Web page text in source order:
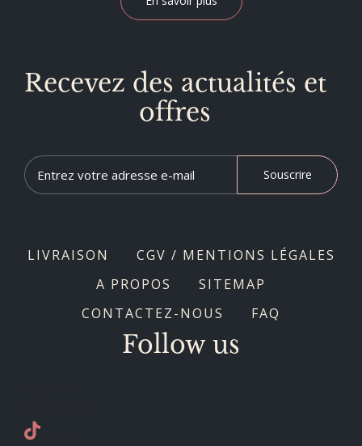
Recevez des actualités et
offres
Souscrire
LIVRAISON
CGV / MENTIONS LÉGALES
A PROPOS
SITEMAP
CONTACTEZ-NOUS
FAQ
Follow us